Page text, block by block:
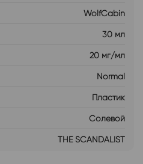
WolfCabin
30 мл
20 мг/мл
Normal
Пластик
Солевой
THE SCANDALIST